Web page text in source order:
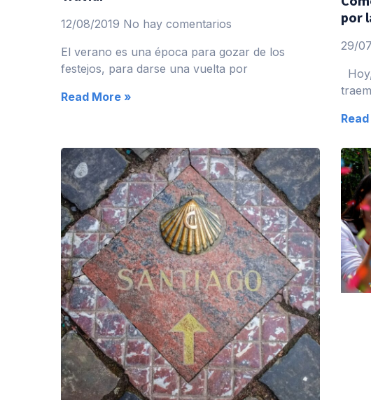
12/08/2019 No hay comentarios
El verano es una época para gozar de los
festejos, para darse una vuelta por
Read More »
por
29/